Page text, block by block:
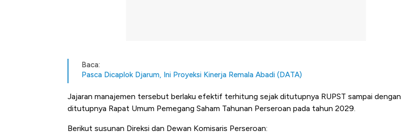
Baca:
Pasca Dicaplok Djarum, Ini Proyeksi Kinerja Remala Abadi (DATA)
Jajaran manajemen tersebut berlaku efektif terhitung sejak ditutupnya RUPST sampai dengan
ditutupnya Rapat Umum Pemegang Saham Tahunan Perseroan pada tahun 2029.
Berikut susunan Direksi dan Dewan Komisaris Perseroan: